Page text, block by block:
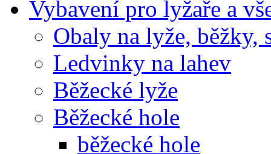
Vybavení pro lyžaře a
Obaly na lyže, běžky,
Ledvinky na lahev
Běžecké lyže
Běžecké hole
běžecké hole